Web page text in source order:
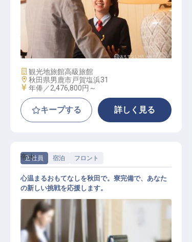
バック業務スタッフ
施設業態
観光地旅館高級旅館
勤務地
秋田県男鹿市戸賀塩浜31
給与
年俸／2,476,800円～
キープする 詳しく見る
正社員 宿泊 フロント
帝水
心温まるおもてなしを秋田で。寮完備で、あなた
の新しい挑戦を応援します。